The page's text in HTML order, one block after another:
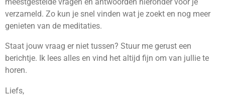
verzameld. Zo kun je snel vinden wat je zoekt en nog meer
genieten van de meditaties.
Staat jouw vraag er niet tussen? Stuur me gerust een
berichtje. Ik lees alles en vind het altijd fijn om van jullie te
horen.
Liefs,